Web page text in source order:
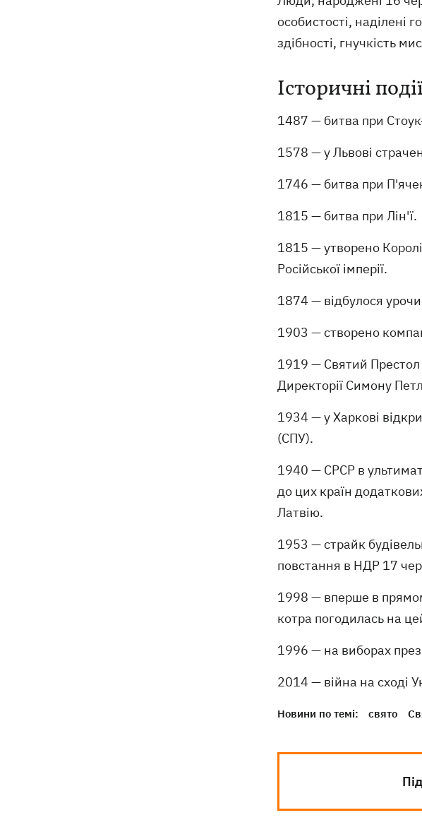
особистості, наділені
здібності, гнучкість
Історичні
1487 — битва при
1578 — у Львові
1746 — битва при
1815 — битва при Лін'ї.
1815 — утворено
Російської імперії.
1874 — відбулося
1903 — створено
1919 — Святий Престол
Директорії Симону
1934 — у Харкові
(СПУ).
1940 — СРСР в
до цих країн
Латвію.
1953 — страйк
повстання в НДР 17
1998 — вперше в
котра погодилась на
1996 — на виборах
2014 — війна на сході
Новини по темі: свято